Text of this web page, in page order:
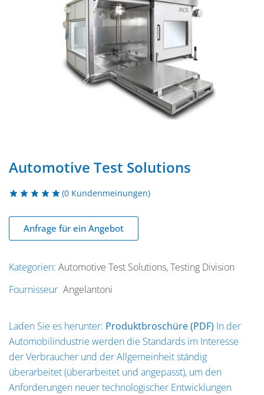
Automotive Test Solutions
(0 Kundenmeinungen)
Anfrage für ein Angebot
Kategorien: Automotive Test Solutions,Testing Division
Fournisseur Angelantoni
Laden Sie es herunter: Produktbroschüre (PDF) In der
Automobilindustrie werden die Standards im Interesse
der Verbraucher und der Allgemeinheit ständig
überarbeitet (überarbeitet und angepasst), um den
Anforderungen neuer technologischer Entwicklungen